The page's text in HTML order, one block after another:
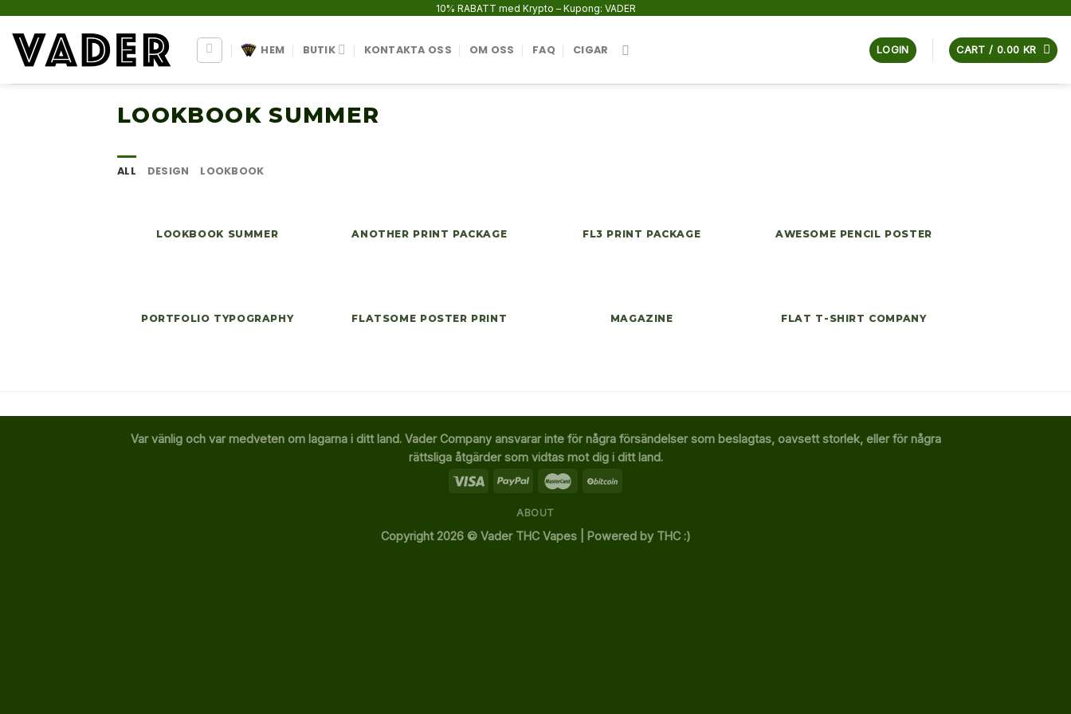
content
10% RABATT med Krypto – Kupong: VADER
HEM BUTIK KONTAKTA OSS OM OSS FAQ CIGAR LOGIN CART / 0.00 KR
LOOKBOOK SUMMER
ALL DESIGN LOOKBOOK
LOOKBOOK SUMMER ANOTHER PRINT PACKAGE FL3 PRINT PACKAGE AWESOME PENCIL POSTER
PORTFOLIO TYPOGRAPHY FLATSOME POSTER PRINT MAGAZINE FLAT T-SHIRT COMPANY
Var vänlig och var medveten om lagarna i ditt land. Vader Company ansvarar inte för några försändelser som beslagtas, oavsett storlek, eller för några
rättsliga åtgärder som vidtas mot dig i ditt land.
ABOUT
Copyright 2026 © Vader THC Vapes | Powered by THC :)